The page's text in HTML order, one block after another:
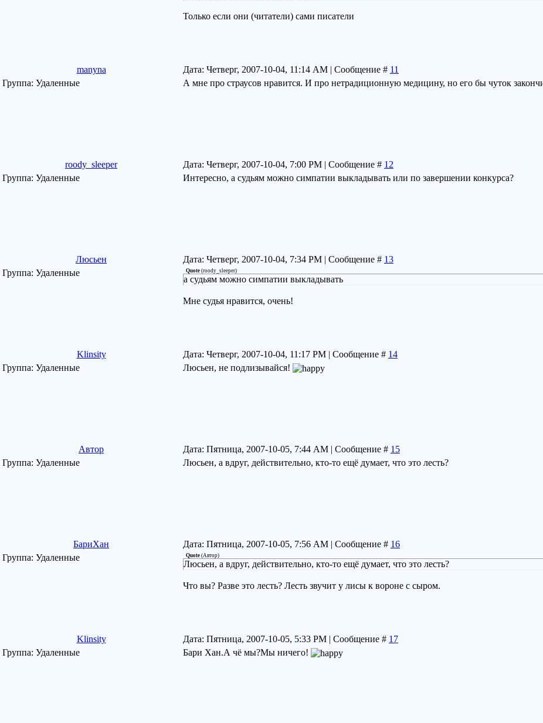
Только если они (читатели) сами писатели
manyna Дата: Четверг, 2007-10-04, 11:14 AM | Сообщение # 11
Группа: Удаленные
А мне про страусов нравится. И про нетрадиционную медицину, но его бы чуток
roody_sleeper Дата: Четверг, 2007-10-04, 7:00 PM | Сообщение # 12
Группа: Удаленные
Интересно, а судьям можно симпатии выкладывать или по завершении конкурса?
Люсьен Дата: Четверг, 2007-10-04, 7:34 PM | Сообщение # 13
Группа: Удаленные
Quote (roody_sleeper)
а судьям можно симпатии выкладывать
Мне судья нравится, очень!
Klinsity Дата: Четверг, 2007-10-04, 11:17 PM | Сообщение # 14
Группа: Удаленные
Люсьен, не подлизывайся!
Автор Дата: Пятница, 2007-10-05, 7:44 AM | Сообщение # 15
Группа: Удаленные
Люсьен, а вдруг, действительно, кто-то ещё думает, что это лесть?
БариХан Дата: Пятница, 2007-10-05, 7:56 AM | Сообщение # 16
Группа: Удаленные
Quote (Автор)
Люсьен, а вдруг, действительно, кто-то ещё думает, что это лесть?
Что вы? Разве это лесть? Лесть звучит у лисы к вороне с сыром.
Klinsity Дата: Пятница, 2007-10-05, 5:33 PM | Сообщение # 17
Группа: Удаленные
Бари Хан.А чё мы?Мы ничего!